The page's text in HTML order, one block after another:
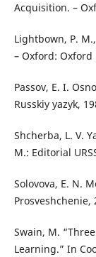
Acquisition. –
Lightbown, P.
– Oxford: Oxford
Passov, E. I.
Russkiy yazyk,
Shcherba, L. V.
M.: Editorial
Solovova, E. N.
Prosveshchenie,
Swain, M.
Learning.” In